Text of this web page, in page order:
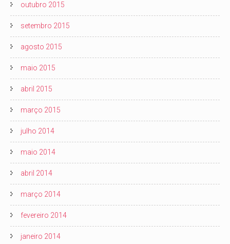
outubro 2015
setembro 2015
agosto 2015
maio 2015
abril 2015
março 2015
julho 2014
maio 2014
abril 2014
março 2014
fevereiro 2014
janeiro 2014